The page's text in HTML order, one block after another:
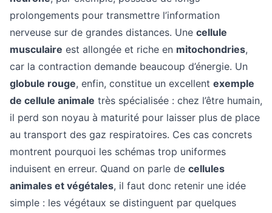
prolongements pour transmettre l’information
nerveuse sur de grandes distances. Une cellule
musculaire est allongée et riche en mitochondries,
car la contraction demande beaucoup d’énergie. Un
globule rouge, enfin, constitue un excellent exemple
de cellule animale très spécialisée : chez l’être humain,
il perd son noyau à maturité pour laisser plus de place
au transport des gaz respiratoires. Ces cas concrets
montrent pourquoi les schémas trop uniformes
induisent en erreur. Quand on parle de cellules
animales et végétales, il faut donc retenir une idée
simple : les végétaux se distinguent par quelques